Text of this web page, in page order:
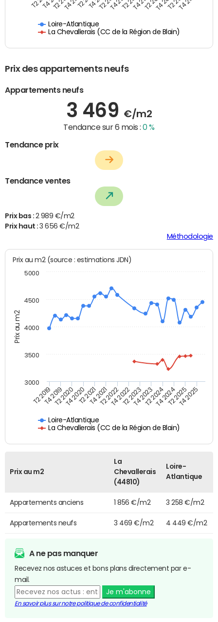
Loire-Atlantique
La Chevallerais (CC de la Région de Blain)
Prix des appartements neufs
Appartements neufs
3 469 €/m2
Tendance sur 6 mois :0 %
Tendance prix
Tendance ventes
Prix bas : 2 989 €/m2
Prix haut :3 656 €/m2
Méthodologie
Prix au m2
Prix au m2 (source : estimations JDN)
Loire-Atlantique
La Chevallerais (CC de la Région de Blain)
T2 2019T4 2019T2 2020T4 2020T2 2021T4 2021T2 2022T4 2022T2 2023T4 2023T2 2024T4 2024T2 2025T4 2025
3000
3500
4000
4500
5000
Prix au m2
La
Chevallerais
(44810)
Loire-
Atlantique
Appartements anciens 1 856 €/m2 3 258 €/m2
Appartements neufs 3 469 €/m2 4 449 €/m2
A ne pas manquer
Recevez nos astuces et bons plans directement par e-
mail.
Je m'abonne
En savoir plus sur notre politique de confidentialité